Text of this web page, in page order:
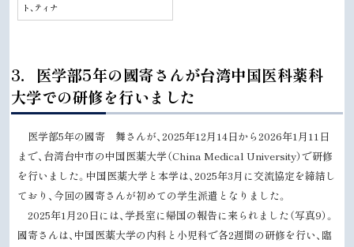
ト、ティナ
ッ
プ
る
3．医学部5年の國寄さんが台湾中国医科薬科
大学での研修を行いました
医学部5年の國寄 舞さんが、2025年12月14日から2026年1月11日
まで、台湾台中市の中国医薬大学（China Medical University）で研修
を行いました。中国医薬大学と本学は、2025年3月に交流協定を締結し
ており、今回の國寄さんが初めての学生派遣となりました。
2025年1月20日には、学長室に帰国の報告に来られました（写真9）。
國寄さんは、中国医薬大学の内科と小児科で各2週間の研修を行い、臨